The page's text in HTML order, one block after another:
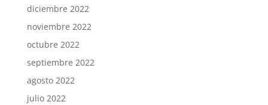
diciembre 2022
noviembre 2022
octubre 2022
septiembre 2022
agosto 2022
julio 2022